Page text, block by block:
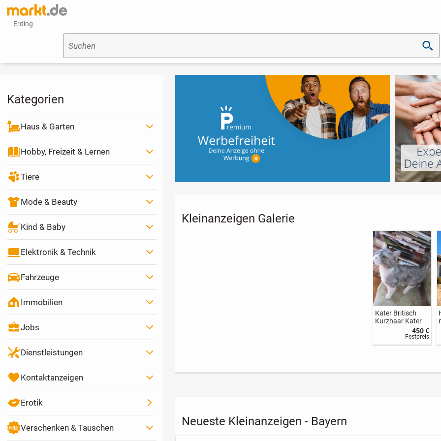
Erding
Suchen
Kleinanzeigen Galerie
Kater Britisch
Haus auf Finca
Andalusien zu995,00 €
Freizeitpartnerin
gesucht
Kategorien
Haus & Garten
Hobby, Freizeit & Lernen
Tiere
Mode & Beauty
Kind & Baby
Elektronik & Technik
Fahrzeuge
Immobilien
Jobs
Dienstleistungen
Kontaktanzeigen
Erotik
Verschenken & Tauschen Neueste Kleinanzeigen - Bayern